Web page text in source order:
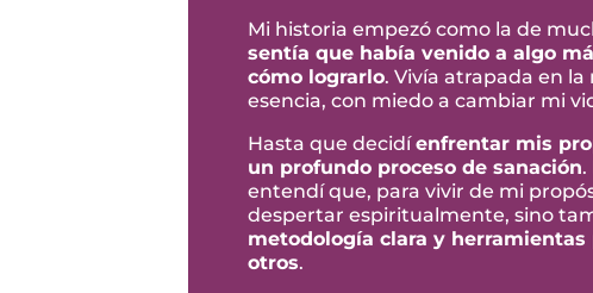
Mi historia empezó como la de
sentía que había venido a algo
cómo lograrlo. Vivía atrapada en
esencia, con miedo a cambiar mi
Hasta que decidíenfrentar mis
un profundo proceso de sanación.
entendí que, para vivir de mi
despertar espiritualmente, sino
metodología clara y herramientas
otros.